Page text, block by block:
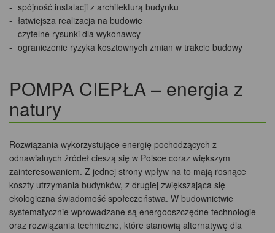
spójność instalacji z architekturą budynku
łatwiejsza realizacja na budowie
czytelne rysunki dla wykonawcy
ograniczenie ryzyka kosztownych zmian w trakcie budowy
POMPA CIEPŁA – energia z
natury
Rozwiązania wykorzystujące energię pochodzących z
odnawialnych źródeł cieszą się w Polsce coraz większym
zainteresowaniem. Z jednej strony wpływ na to mają rosnące
koszty utrzymania budynków, z drugiej zwiększająca się
ekologiczna świadomość społeczeństwa. W budownictwie
systematycznie wprowadzane są energooszczędne technologie
oraz rozwiązania techniczne, które stanowią alternatywę dla